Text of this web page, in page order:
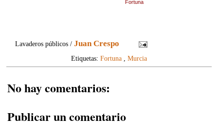
Fortuna
Lavaderos públicos /Juan Crespo
Etiquetas: Fortuna Murcia
No hay comentarios:
Publicar un comentario